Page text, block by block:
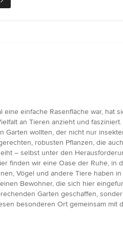
einfache Rasenfläche war, hat
an Tieren anzieht und fasziniert.
Garten wollten, der nicht nur
robusten Pflanzen, die
– selbst unter den
finden wir eine Oase der Ruhe, in
Vögel und andere Tiere haben
Bewohner, die sich hier
Garten geschaffen,
besonderen Ort gemeinsam mit